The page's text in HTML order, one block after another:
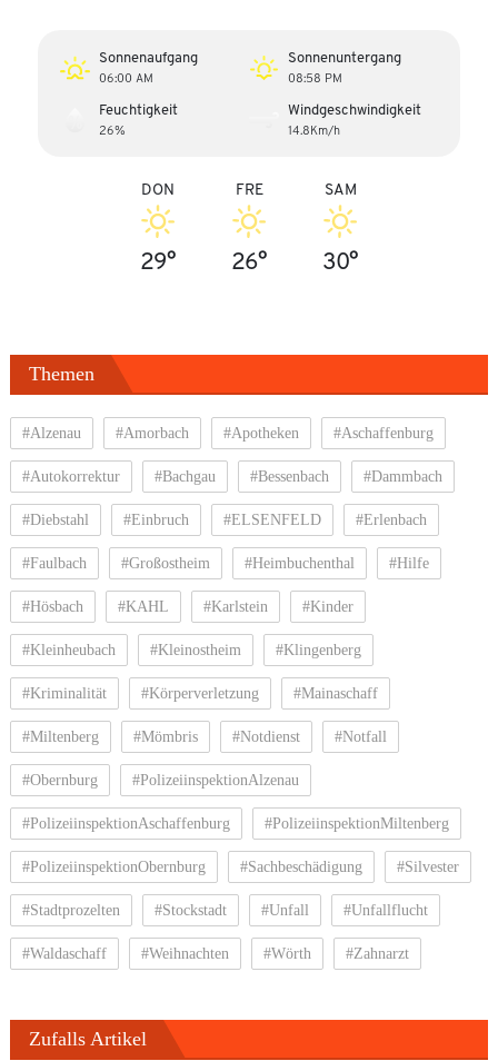
Sonnenaufgang
06:00 AM
Sonnenuntergang
08:58 PM
Feuchtigkeit
26%
Windgeschwindigkeit
14.8Km/h
DON
29°
FRE
26°
SAM
30°
Themen
#Alzenau #Amorbach #Apotheken #Aschaffenburg
#Autokorrektur #Bachgau #Bessenbach #Dammbach
#Diebstahl #Einbruch #ELSENFELD #Erlenbach
#Faulbach #Großostheim #Heimbuchenthal #Hilfe
#Hösbach #KAHL #Karlstein #Kinder
#Kleinheubach #Kleinostheim #Klingenberg
#Kriminalität #Körperverletzung #Mainaschaff
#Miltenberg #Mömbris #Notdienst #Notfall
#Obernburg #PolizeiinspektionAlzenau
#PolizeiinspektionAschaffenburg #PolizeiinspektionMiltenberg
#PolizeiinspektionObernburg #Sachbeschädigung #Silvester
#Stadtprozelten #Stockstadt #Unfall #Unfallflucht
#Waldaschaff #Weihnachten #Wörth #Zahnarzt
Zufalls Artikel